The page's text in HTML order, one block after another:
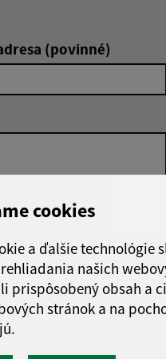
cookies
a ďalšie technológie
našich
prispôsobený obsah a
stránok a na
(povinné)
Google reCaptcha Response
Odoslať správu